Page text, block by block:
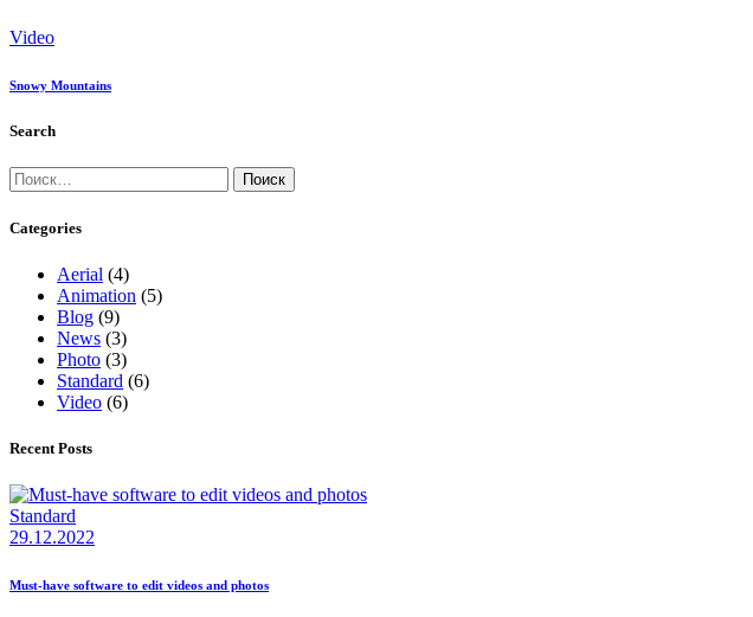
Video
Snowy Mountains
Search
Найти:
Categories
Aerial (4)
Animation (5)
Blog (9)
News (3)
Photo (3)
Standard (6)
Video (6)
Recent Posts
Standard
29.12.2022
Must-have software to edit videos and photos